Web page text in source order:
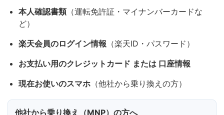
本人確認書類（運転免許証・マイナンバーカードな
ど）
楽天会員のログイン情報 （楽天ID・パスワード）
お支払い用のクレジットカード または 口座情報
現在お使いのスマホ （他社から乗り換えの方）
他社から乗り換え（MNP）の方へ